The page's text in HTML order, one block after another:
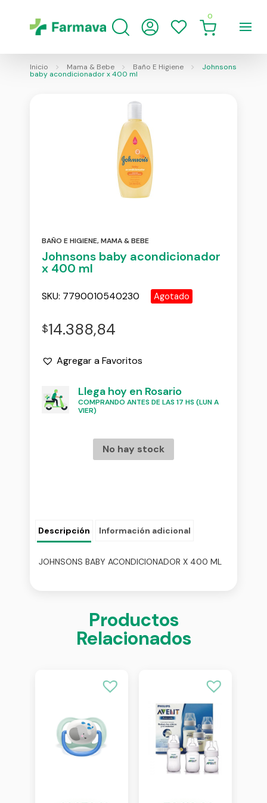
0
Inicio Mama & Bebe Baño E Higiene Johnsons
baby acondicionador x 400 ml
BAÑO E HIGIENE,MAMA & BEBE
Johnsons baby acondicionador
x 400 ml
SKU: 7790010540230 Agotado
$14.388,84
Agregar a Favoritos
Llega hoy en Rosario
COMPRANDO ANTES DE LAS 17 HS (LUN A
VIER)
No hay stock
Descripción Información adicional
JOHNSONS BABY ACONDICIONADOR X 400 ML
Productos
Relacionados